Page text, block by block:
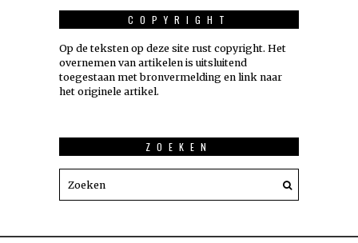
COPYRIGHT
Op de teksten op deze site rust copyright. Het
overnemen van artikelen is uitsluitend
toegestaan met bronvermelding en link naar
het originele artikel.
ZOEKEN